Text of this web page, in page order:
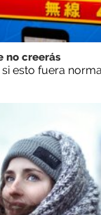
no creerás
esto fuera